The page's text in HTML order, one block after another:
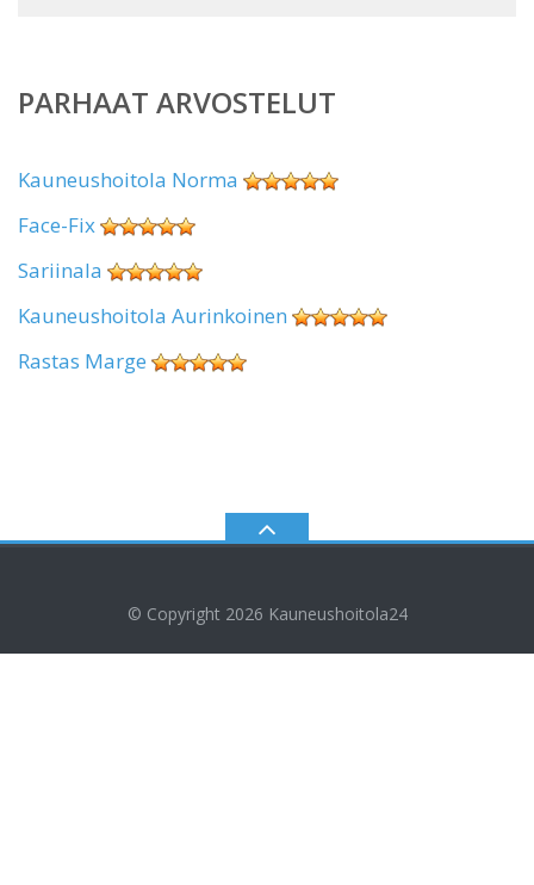
PARHAAT ARVOSTELUT
Kauneushoitola Norma
Face-Fix
Sariinala
Kauneushoitola Aurinkoinen
Rastas Marge
© Copyright 2026 Kauneushoitola24